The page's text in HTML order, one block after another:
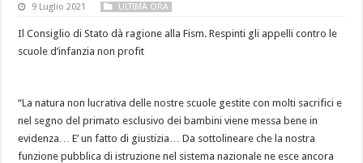
9 Luglio 2021 ULTIMA ORA
Il Consiglio di Stato dà ragione alla Fism. Respinti gli appelli contro le
scuole d’infanzia non profit
“La natura non lucrativa delle nostre scuole gestite con molti sacrifici e
nel segno del primato esclusivo dei bambini viene messa bene in
evidenza… E’ un fatto di giustizia… Da sottolineare che la nostra
funzione pubblica di istruzione nel sistema nazionale ne esce ancora